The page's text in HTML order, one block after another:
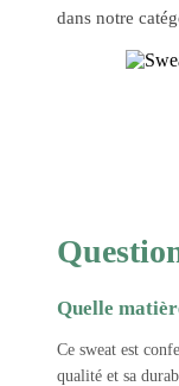
dans notre
Quelle
Ce sweat est
qualité et sa